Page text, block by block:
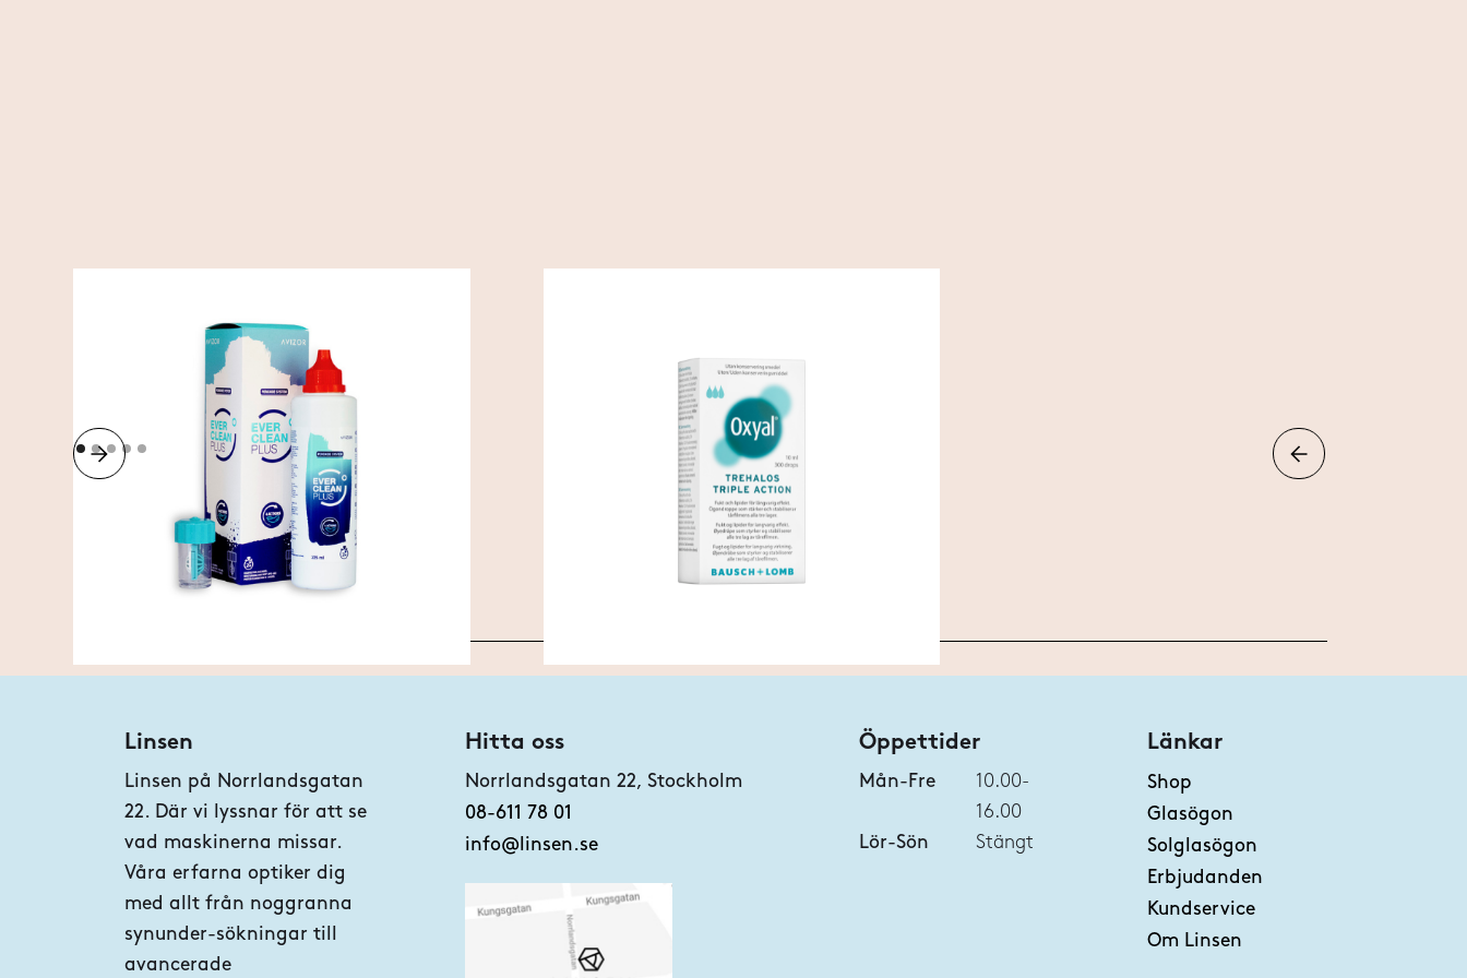
Linsvätska
Linsen
Linsen på Norrlandsgatan
22. Där vi lyssnar för att se
vad maskinerna missar.
Våra erfarna optiker dig
med allt från noggranna
synunder-sökningar till
avancerade
Hitta oss
Norrlandsgatan 22, Stockholm
08-611 78 01
info@linsen.se
Öppettider
Mån-Fre
10.00-
16.00
Lör-Sön
Stängt
Länkar
Shop
Glasögon
Solglasögon
Erbjudanden
Kundservice
Om Linsen